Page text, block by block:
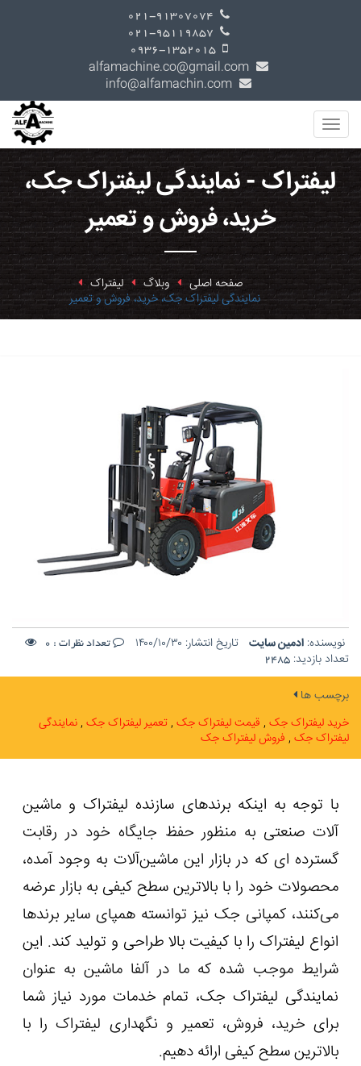
لیفتراک - نمایندگی لیفتراک جک،
خرید، فروش و تعمیر
صفحه اصلی وبلاگ لیفتراک
نمایندگی لیفتراک جک، خرید، فروش و تعمیر
نویسنده: ادمین سایت تاریخ انتشار: ۱۴۰۰/۱۰/۳۰ تعداد نظرات : 0
تعداد بازدید: 2485
برچسب ها
خرید لیفتراک جک قیمت لیفتراک جک تعمیر لیفتراک جک نمایندگی
لیفتراک جک فروش لیفتراک جک
با توجه به اینکه برندهای سازنده لیفتراک و ماشین
آلات صنعتی به منظور حفظ جایگاه خود در رقابت
گسترده ای که در بازار این ماشین‌آلات به وجود آمده،
محصولات خود را با بالاترین سطح کیفی به بازار عرضه
می‌کنند، کمپانی جک نیز توانسته همپای سایر برندها
انواع لیفتراک را با کیفیت بالا طراحی و تولید کند. این
شرایط موجب شده که ما در آلفا ماشین به عنوان
نمایندگی لیفتراک جک، تمام خدمات مورد نیاز شما
برای خرید، فروش، تعمیر و نگهداری لیفتراک را با
بالاترین سطح کیفی ارائه دهیم.